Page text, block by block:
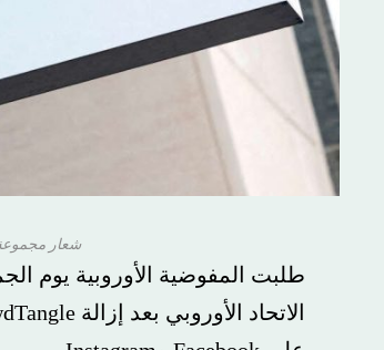
شعار مجموعة Meta في بروكسل، بلجيكا في 6 ديسمبر 2022.